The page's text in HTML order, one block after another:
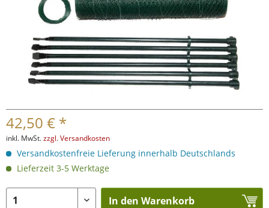
42,50 € *
inkl. MwSt.zzgl. Versandkosten
Versandkostenfreie Lieferung innerhalb Deutschlands
Lieferzeit 3-5 Werktage
In den Warenkorb